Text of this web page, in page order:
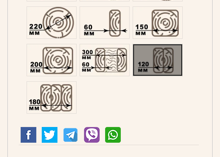
Оциліндрований 220Профільований 60 Профільований 150
Профільований 200Подвійний 300 Клеєний 120
Клеєний 180